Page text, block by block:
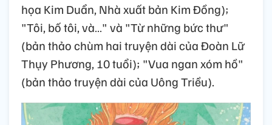
họa Kim Duẩn, Nhà xuất bản Kim Đồng);
"Tôi, bố tôi, và…" và "Từ những bức thư"
(bản thảo chùm hai truyện dài của Đoàn Lữ
Thụy Phương, 10 tuổi); "Vua ngan xóm hồ"
(bản thảo truyện dài của Uông Triều).